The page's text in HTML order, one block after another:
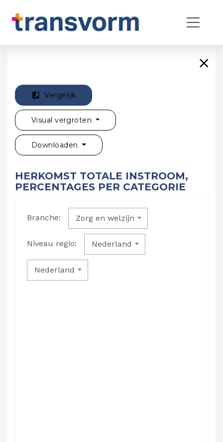
Vergelijk
Visual vergroten
Downloaden
HERKOMST TOTALE INSTROOM,
PERCENTAGES PER CATEGORIE